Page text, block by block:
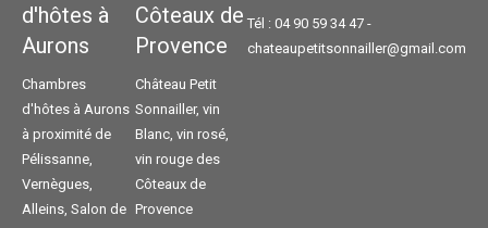
d'hôtes à
Aurons
Chambres
d'hôtes à Aurons
à proximité de
Pélissanne,
Vernègues,
Alleins, Salon de
Côteaux de
Provence
Château Petit
Sonnailler, vin
Blanc, vin rosé,
vin rouge des
Côteaux de
Provence
Tél : 04 90 59 34 47 -
chateaupetitsonnailler@gmail.com